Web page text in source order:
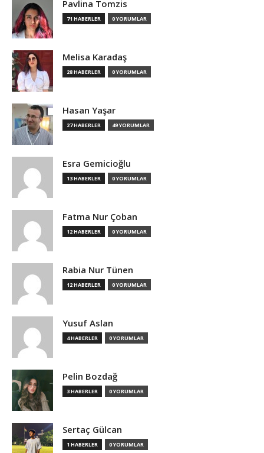
Pavlina Tomzis
71 HABERLER 0 YORUMLAR
Melisa Karadaş
28 HABERLER 0 YORUMLAR
Hasan Yaşar
27 HABERLER 49 YORUMLAR
Esra Gemicioğlu
13 HABERLER 0 YORUMLAR
Fatma Nur Çoban
12 HABERLER 0 YORUMLAR
Rabia Nur Tünen
12 HABERLER 0 YORUMLAR
Yusuf Aslan
4 HABERLER 0 YORUMLAR
Pelin Bozdağ
3 HABERLER 0 YORUMLAR
Sertaç Gülcan
1 HABERLER 0 YORUMLAR